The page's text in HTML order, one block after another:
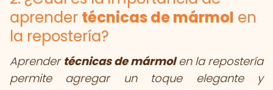
aprender técnicas de mármol en
la repostería?
Aprender técnicas de mármolen la repostería
permite agregar un toque elegante y